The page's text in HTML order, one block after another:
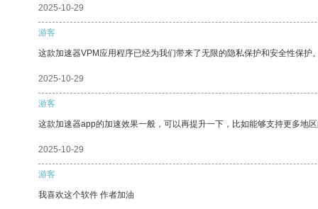
2025-10-29
游客
这款加速器VPM应用程序已经为我们带来了无限的隐私保护和安全性保护。
2025-10-29
游客
这款加速器app的加速效果一般，可以再提升一下，比如能够支持更多地区
2025-10-29
游客
我喜欢这个软件 作者加油